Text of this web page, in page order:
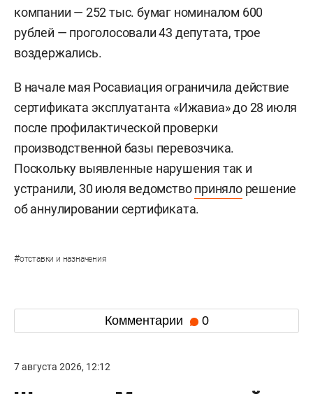
компании — 252 тыс. бумаг номиналом 600
рублей — проголосовали 43 депутата, трое
воздержались.
В начале мая Росавиация ограничила действие
сертификата эксплуатанта «Ижавиа» до 28 июля
после профилактической проверки
производственной базы перевозчика.
Поскольку выявленные нарушения так и
устранили, 30 июля ведомствопринялорешение
об аннулировании сертификата.
#отставки и назначения
Комментарии 0
7 августа 2026, 12:12